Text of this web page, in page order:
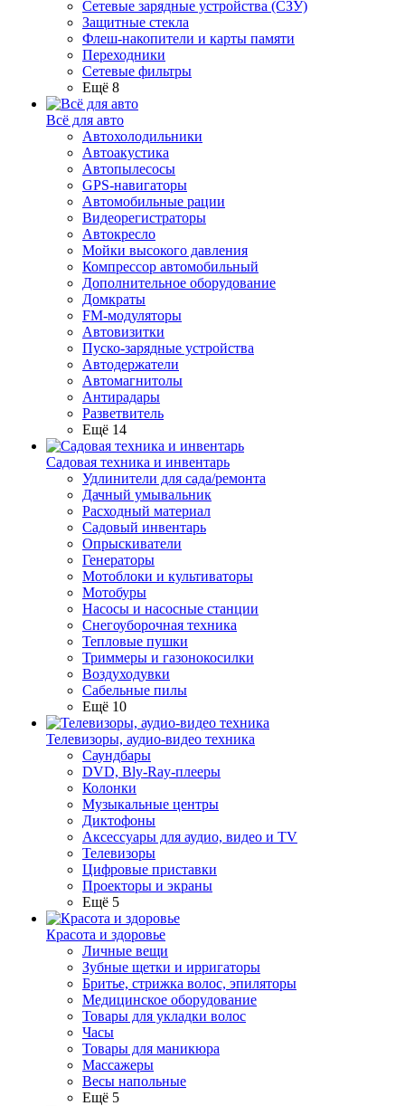
Сетевые зарядные устройства (СЗУ)
Защитные стекла
Флеш-накопители и карты памяти
Переходники
Сетевые фильтры
Ещё 8
Всё для авто
Автохолодильники
Автоакустика
Автопылесосы
GPS-навигаторы
Автомобильные рации
Видеорегистраторы
Автокресло
Мойки высокого давления
Компрессор автомобильный
Дополнительное оборудование
Домкраты
FM-модуляторы
Автовизитки
Пуско-зарядные устройства
Автодержатели
Автомагнитолы
Антирадары
Разветвитель
Ещё 14
Садовая техника и инвентарь
Удлинители для сада/ремонта
Дачный умывальник
Расходный материал
Садовый инвентарь
Опрыскиватели
Генераторы
Мотоблоки и культиваторы
Мотобуры
Насосы и насосные станции
Снегоуборочная техника
Тепловые пушки
Триммеры и газонокосилки
Воздуходувки
Сабельные пилы
Ещё 10
Телевизоры, аудио-видео техника
Саундбары
DVD, Bly-Ray-плееры
Колонки
Музыкальные центры
Диктофоны
Аксессуары для аудио, видео и TV
Телевизоры
Цифровые приставки
Проекторы и экраны
Ещё 5
Красота и здоровье
Личные вещи
Зубные щетки и ирригаторы
Бритье, стрижка волос, эпиляторы
Медицинское оборудование
Товары для укладки волос
Часы
Товары для маникюра
Массажеры
Весы напольные
Ещё 5